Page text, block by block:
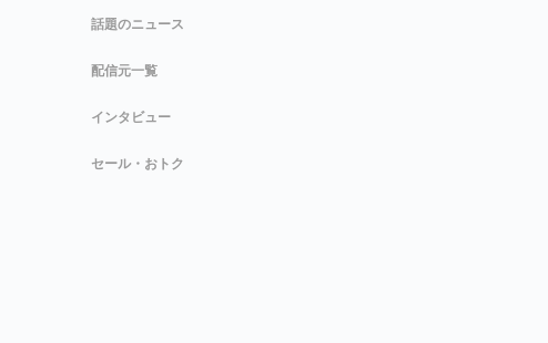
話題のニュース
配信元一覧
インタビュー
セール・おトク